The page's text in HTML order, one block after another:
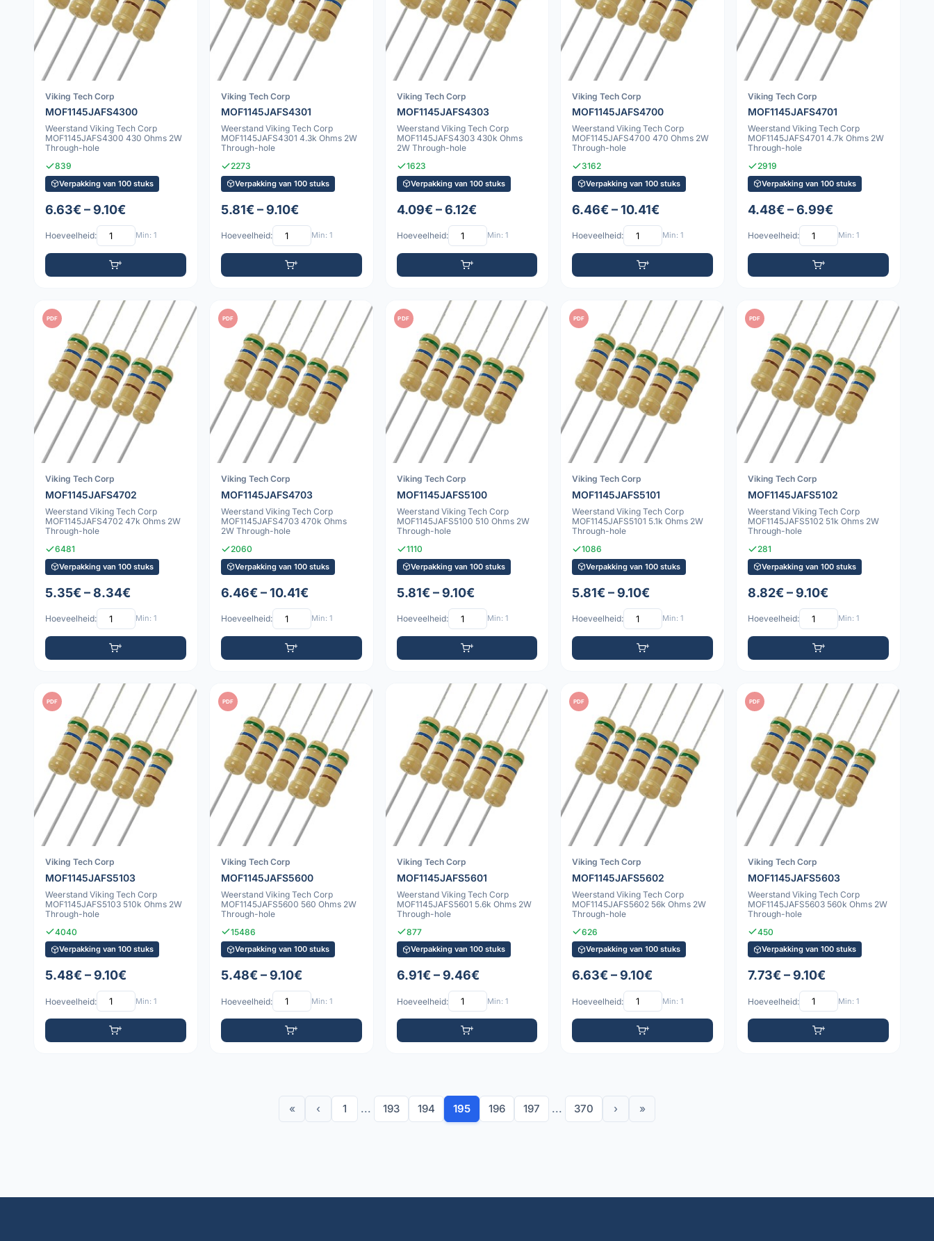
Viking Tech Corp
MOF1145JAFS4300
Weerstand Viking Tech Corp
MOF1145JAFS4300 430 Ohms 2W
Through-hole
839
Verpakking van 100 stuks
6.63€ – 9.10€
Hoeveelheid: Min: 1
Viking Tech Corp
MOF1145JAFS4301
Weerstand Viking Tech Corp
MOF1145JAFS4301 4.3k Ohms 2W
Through-hole
2273
Verpakking van 100 stuks
5.81€ – 9.10€
Hoeveelheid: Min: 1
Viking Tech Corp
MOF1145JAFS4303
Weerstand Viking Tech Corp
MOF1145JAFS4303 430k Ohms
2W Through-hole
1623
Verpakking van 100 stuks
4.09€ – 6.12€
Hoeveelheid: Min: 1
Viking Tech Corp
MOF1145JAFS4700
Weerstand Viking Tech Corp
MOF1145JAFS4700 470 Ohms 2W
Through-hole
3162
Verpakking van 100 stuks
6.46€ – 10.41€
Hoeveelheid: Min: 1
Viking Tech Corp
MOF1145JAFS4701
Weerstand Viking Tech Corp
MOF1145JAFS4701 4.7k Ohms 2W
Through-hole
2919
Verpakking van 100 stuks
4.48€ – 6.99€
Hoeveelheid: Min: 1
PDF
Viking Tech Corp
MOF1145JAFS4702
Weerstand Viking Tech Corp
MOF1145JAFS4702 47k Ohms 2W
Through-hole
6481
Verpakking van 100 stuks
5.35€ – 8.34€
Hoeveelheid: Min: 1
PDF
Viking Tech Corp
MOF1145JAFS4703
Weerstand Viking Tech Corp
MOF1145JAFS4703 470k Ohms
2W Through-hole
2060
Verpakking van 100 stuks
6.46€ – 10.41€
Hoeveelheid: Min: 1
PDF
Viking Tech Corp
MOF1145JAFS5100
Weerstand Viking Tech Corp
MOF1145JAFS5100 510 Ohms 2W
Through-hole
1110
Verpakking van 100 stuks
5.81€ – 9.10€
Hoeveelheid: Min: 1
PDF
Viking Tech Corp
MOF1145JAFS5101
Weerstand Viking Tech Corp
MOF1145JAFS5101 5.1k Ohms 2W
Through-hole
1086
Verpakking van 100 stuks
5.81€ – 9.10€
Hoeveelheid: Min: 1
PDF
Viking Tech Corp
MOF1145JAFS5102
Weerstand Viking Tech Corp
MOF1145JAFS5102 51k Ohms 2W
Through-hole
281
Verpakking van 100 stuks
8.82€ – 9.10€
Hoeveelheid: Min: 1
PDF
Viking Tech Corp
MOF1145JAFS5103
Weerstand Viking Tech Corp
MOF1145JAFS5103 510k Ohms 2W
Through-hole
4040
Verpakking van 100 stuks
5.48€ – 9.10€
Hoeveelheid: Min: 1
PDF
Viking Tech Corp
MOF1145JAFS5600
Weerstand Viking Tech Corp
MOF1145JAFS5600 560 Ohms 2W
Through-hole
15486
Verpakking van 100 stuks
5.48€ – 9.10€
Hoeveelheid: Min: 1
Viking Tech Corp
MOF1145JAFS5601
Weerstand Viking Tech Corp
MOF1145JAFS5601 5.6k Ohms 2W
Through-hole
877
Verpakking van 100 stuks
6.91€ – 9.46€
Hoeveelheid: Min: 1
PDF
Viking Tech Corp
MOF1145JAFS5602
Weerstand Viking Tech Corp
MOF1145JAFS5602 56k Ohms 2W
Through-hole
626
Verpakking van 100 stuks
6.63€ – 9.10€
Hoeveelheid: Min: 1
PDF
Viking Tech Corp
MOF1145JAFS5603
Weerstand Viking Tech Corp
MOF1145JAFS5603 560k Ohms 2W
Through-hole
450
Verpakking van 100 stuks
7.73€ – 9.10€
Hoeveelheid: Min: 1
« ‹ 1 ... 193 194 195 196 197 ... 370 › »